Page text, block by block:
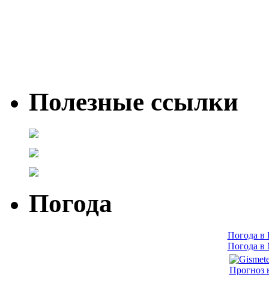
Полезные ссылки
Погода
Погода в
Погода в
Прогноз